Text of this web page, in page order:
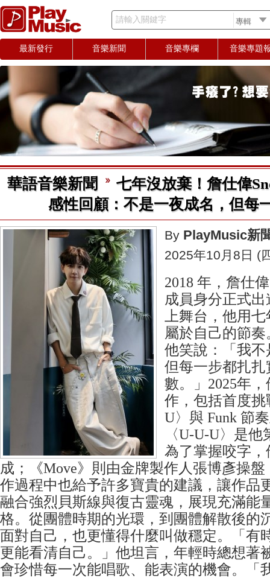
請輸入關鍵字
最新發行 音樂新聞 音樂專欄 音樂專題
華語音樂新聞
七年沒放棄！詹仕偉
感性回顧：不是一夜成名，但每
By PlayMusic新
2025年10月8日 (
2018 年，詹仕
成員身分正式
上舞台，他用
屬於自己的節
他笑說：「我
但每一步都扎
數。」2025年
作，包括首度
U〉與 Funk 節
〈U-U-U〉是
為了掌握咬字
成；《Move》則由金牌製作人張博彥操盤
作過程中也給予許多寶貴的建議，讓作品
融合強烈貝斯線與復古靈魂，展現充滿能
格。從團體時期的光環，到團體解散後的
面對自己，也更懂得什麼叫做穩定。「有
更能看清自己。」他坦言，年輕時總想著
會珍惜每一次能唱歌、能表演的機會。「